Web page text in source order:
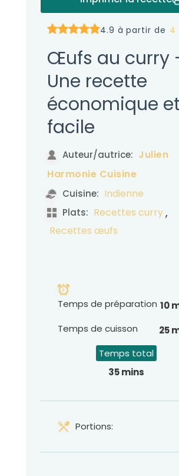
4.9 à partir de 4
Œufs au curry
Une recette
économique et
facile
Auteur/autrice: Julien
Harmonie Cuisine
Cuisine: Indienne
Plats: Recettes curry,
Recettes œufs
Temps de préparation 10
Temps de cuisson
25
Temps total
35 mins
Portions: